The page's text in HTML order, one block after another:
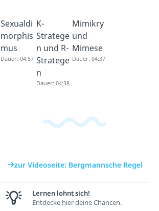
Sexualdi
morphis
mus
Dauer: 04:57
K-
Stratege
n und R-
Stratege
n
Dauer: 04:38
Mimikry
und
Mimese
Dauer: 04:37
zur Videoseite: Bergmannsche Regel
Lernen lohnt sich!
Entdecke hier deine Chancen.